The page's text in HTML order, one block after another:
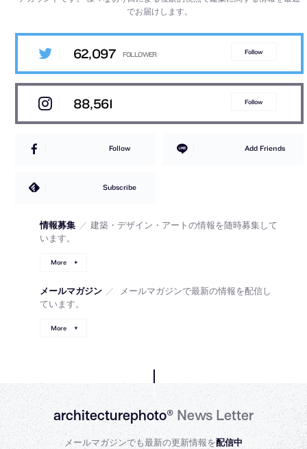
でお届けします。
62,097 Follow
88,561 Follow
Follow Add Friends
Subscribe
情報募集 ／ 建築・デザイン・アートの情報を随時募集して
います。
More
メールマガジン ／
メールマガジンで最新の情報を配信し
ています。
More
architecturephoto®News Letter
メールマガジンでも最新の更新情報を配信中